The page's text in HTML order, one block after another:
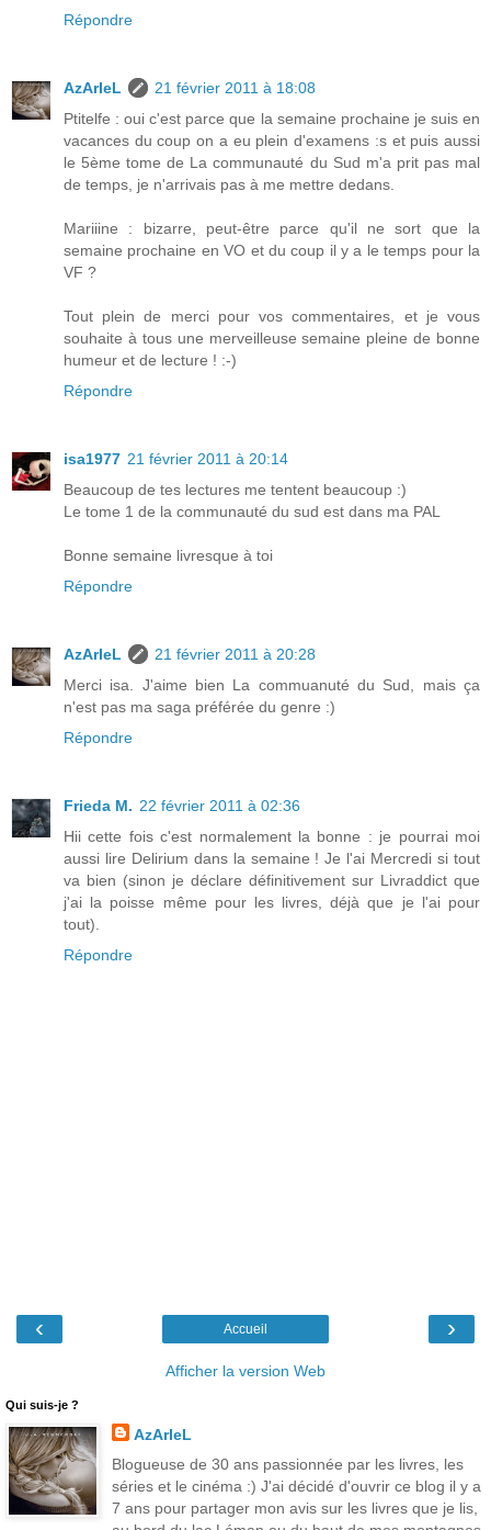
Répondre
AzArIeL
21 février 2011 à 18:08
Ptitelfe : oui c'est parce que la semaine prochaine je suis en
vacances du coup on a eu plein d'examens :s et puis aussi
le 5ème tome de La communauté du Sud m'a prit pas mal
de temps, je n'arrivais pas à me mettre dedans.
Mariiine : bizarre, peut-être parce qu'il ne sort que la
semaine prochaine en VO et du coup il y a le temps pour la
VF ?
Tout plein de merci pour vos commentaires, et je vous
souhaite à tous une merveilleuse semaine pleine de bonne
humeur et de lecture ! :-)
Répondre
isa1977 21 février 2011 à 20:14
Beaucoup de tes lectures me tentent beaucoup :)
Le tome 1 de la communauté du sud est dans ma PAL
Bonne semaine livresque à toi
Répondre
AzArIeL
21 février 2011 à 20:28
Merci isa. J'aime bien La commuanuté du Sud, mais ça
n'est pas ma saga préférée du genre :)
Répondre
Frieda M. 22 février 2011 à 02:36
Hii cette fois c'est normalement la bonne : je pourrai moi
aussi lire Delirium dans la semaine ! Je l'ai Mercredi si tout
va bien (sinon je déclare définitivement sur Livraddict que
j'ai la poisse même pour les livres, déjà que je l'ai pour
tout).
Répondre
‹ ›
Accueil
Afficher la version Web
Qui suis-je ?
AzArIeL
Blogueuse de 30 ans passionnée par les livres, les
séries et le cinéma :) J'ai décidé d'ouvrir ce blog il y a
7 ans pour partager mon avis sur les livres que je lis,